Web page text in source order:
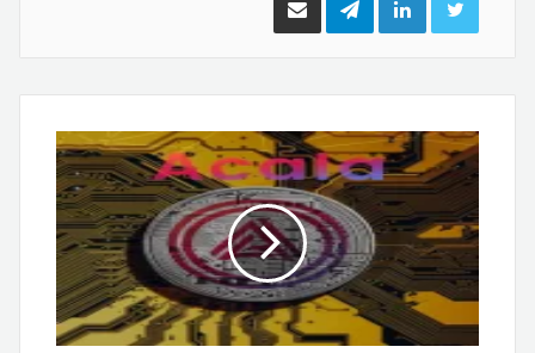
توییتر لینکدینتلگرام اشتراک
گذاری
ایمیل